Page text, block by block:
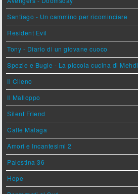
Santiago - Un cammino per ricominciare
Resident Evil
Tony - Diario di un giovane cuoco
Spezie e Bugie - La piccola cucina di Mehdi
Il Cileno
Il Malloppo
Silent Friend
Calle Malaga
Amori e Incantesimi 2
Palestina 36
Hope